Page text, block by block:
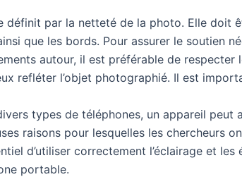
définit par la netteté de la photo. Elle doit
que les bords. Pour assurer le soutien
autour, il est préférable de
refléter l’objet photographié. Il est
types de téléphones, un appareil
raisons pour lesquelles les chercheurs
d’utiliser correctement l’éclairage et
portable.